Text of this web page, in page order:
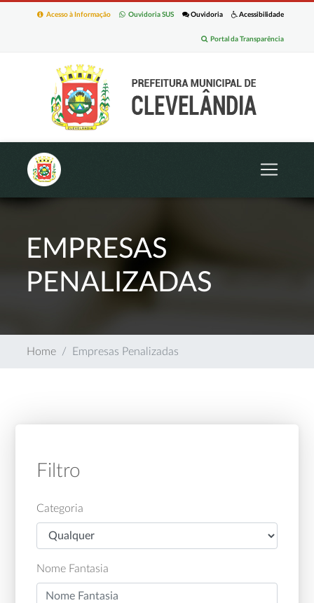
Acessibilidade
Ouvidoria
Ouvidoria SUS
Acesso à Informação
Portal da Transparência
EMPRESAS
PENALIZADAS
Home Empresas Penalizadas
Filtro
Categoria
Nome Fantasia